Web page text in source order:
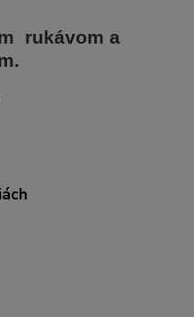
rukávom a